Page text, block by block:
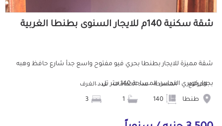
شقة سكنية 140م للايجار السنوى بطنطا الغربية
شقة مميزة للايجار بطنطا بحري فيو مفتوح واسع جدأ شارع حافظ وهبه
بجوار كوبري النحاس المساحة 140 متر تل...
الموقع
طنطا
المساحة عدد الحمامات عدد الغرف